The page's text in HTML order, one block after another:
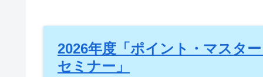
2026年度「ポイント・マスタ
セミナー」